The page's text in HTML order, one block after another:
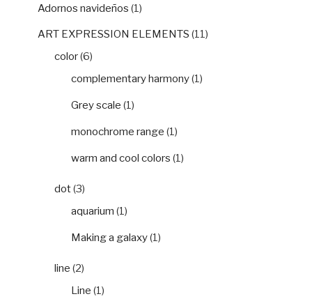
Adornos navideños (1)
ART EXPRESSION ELEMENTS (11)
color(6)
complementary harmony(1)
Grey scale (1)
monochrome range (1)
warm and cool colors (1)
dot(3)
aquarium (1)
Making a galaxy(1)
line (2)
Line (1)